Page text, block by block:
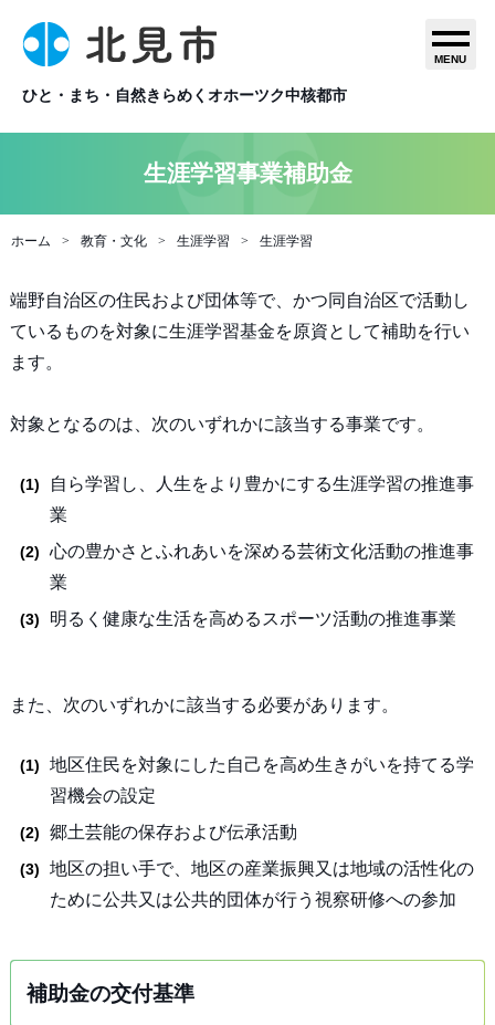
ひと・まち・自然きらめくオホーツク中核都市
MENU
生涯学習事業補助金
ホーム 教育・文化 生涯学習 生涯学習
端野自治区の住民および団体等で、かつ同自治区で活動し
ているものを対象に生涯学習基金を原資として補助を行い
ます。
対象となるのは、次のいずれかに該当する事業です。
自ら学習し、人生をより豊かにする生涯学習の推進事
業
心の豊かさとふれあいを深める芸術文化活動の推進事
業
明るく健康な生活を高めるスポーツ活動の推進事業
また、次のいずれかに該当する必要があります。
地区住民を対象にした自己を高め生きがいを持てる学
習機会の設定
郷土芸能の保存および伝承活動
地区の担い手で、地区の産業振興又は地域の活性化の
ために公共又は公共的団体が行う視察研修への参加
補助金の交付基準